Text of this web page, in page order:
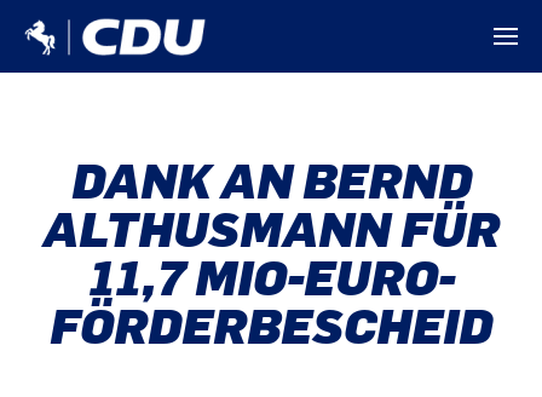
DANK AN BERND
ALTHUSMANN FÜR
11,7 MIO-EURO-
FÖRDERBESCHEID